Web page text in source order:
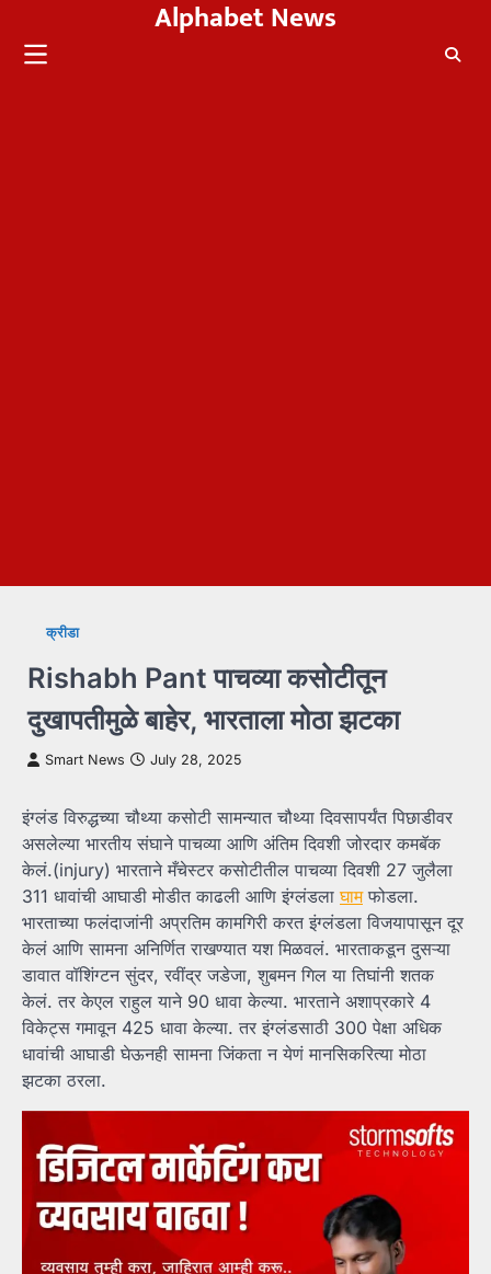
content
Alphabet News
क्रीडा
Rishabh Pant पाचव्या कसोटीतून
दुखापतीमुळे बाहेर, भारताला मोठा झटका
Smart News July 28, 2025
इंग्लंड विरुद्धच्या चौथ्या कसोटी सामन्यात चौथ्या दिवसापर्यंत पिछाडीवर
असलेल्या भारतीय संघाने पाचव्या आणि अंतिम दिवशी जोरदार कमबॅक
केलं.(injury) भारताने मँचेस्टर कसोटीतील पाचव्या दिवशी 27 जुलैला
311 धावांची आघाडी मोडीत काढली आणि इंग्लंडलाघामफोडला.
भारताच्या फलंदाजांनी अप्रतिम कामगिरी करत इंग्लंडला विजयापासून दूर
केलं आणि सामना अनिर्णित राखण्यात यश मिळवलं. भारताकडून दुसऱ्या
डावात वॉशिंग्टन सुंदर, रवींद्र जडेजा, शुबमन गिल या तिघांनी शतक
केलं. तर केएल राहुल याने 90 धावा केल्या. भारताने अशाप्रकारे 4
विकेट्स गमावून 425 धावा केल्या. तर इंग्लंडसाठी 300 पेक्षा अधिक
धावांची आघाडी घेऊनही सामना जिंकता न येणं मानसिकरित्या मोठा
झटका ठरला.